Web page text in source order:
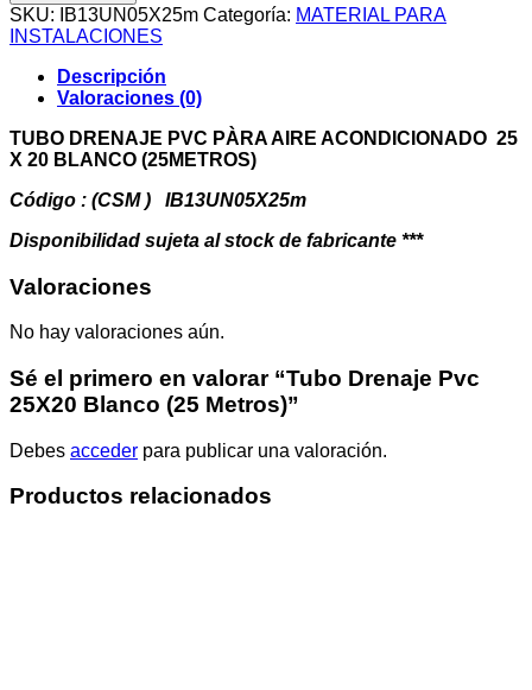
Pvc
25X20
Blanco
(25
Metros)
cantidad
SKU: IB13UN05X25m Categoría: MATERIAL PARA
INSTALACIONES
Descripción
Valoraciones (0)
TUBO DRENAJE PVC PÀRA AIRE ACONDICIONADO 25
X 20 BLANCO (25METROS)
Código : (CSM ) IB13UN05X25m
Disponibilidad sujeta al stock de fabricante ***
Valoraciones
No hay valoraciones aún.
Sé el primero en valorar “Tubo Drenaje Pvc
25X20 Blanco (25 Metros)”
Debes acceder para publicar una valoración.
Productos relacionados